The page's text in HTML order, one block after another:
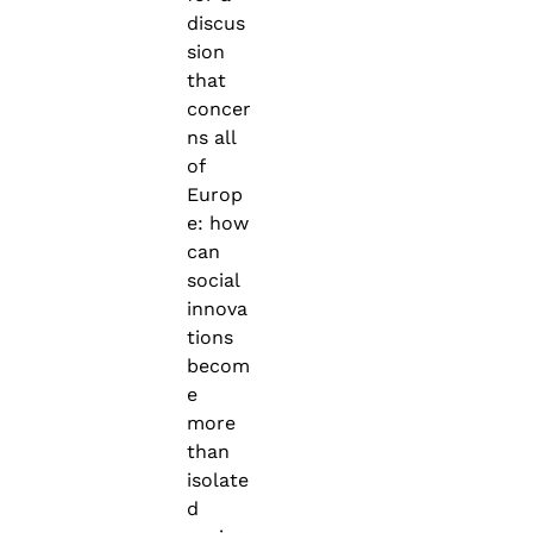
discus
sion
that
concer
ns all
of
Europ
e: how
can
social
innova
tions
becom
e
more
than
isolate
d